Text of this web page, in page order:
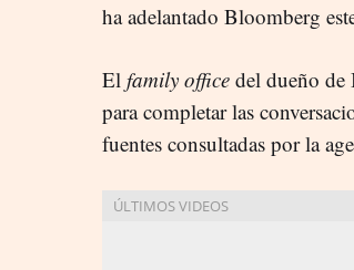
ha adelantado Bloomberg
El family office del dueño de
para completar las
fuentes consultadas por la